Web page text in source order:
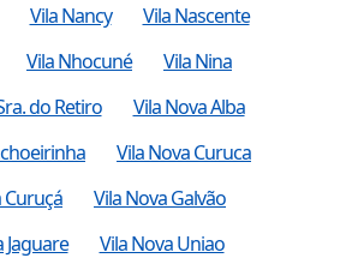
Vila Nancy
Vila Nascente
Vila Nhocuné
Vila Nina
do Retiro
Vila Nova Alba
Vila Nova Curuca
Curuçá
Vila Nova Galvão
Jaguare
Vila Nova Uniao